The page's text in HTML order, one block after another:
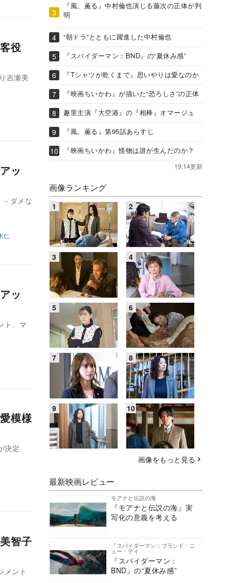
役
吉瀬美
ッ
ダメな
仁
ッ
ト、マ
模様
決定
智子
メント
『風、薫る』中村倫也演じる藤次の正体が判
明
“朝ドラ”とともに躍進した中村倫也
『スパイダーマン：BND』の“夏休み感”
『Tシャツが乾くまで』思いやりは愛なのか
『映画ちいかわ』が描いた“恐ろしさ”の正体
趣里主演『大空港』の『相棒』オマージュ
『風、薫る』第95話あらすじ
『映画ちいかわ』怪物は誰が生んだのか？
19:14更新
画像ランキング
画像をもっと見る
最新映画レビュー
モアナと伝説の海
『モアナと伝説の海』実
写化の意義を考える
『スパイダーマン：ブランド・ニ
ュー・デイ
『スパイダーマン：
BND』の“夏休み感”